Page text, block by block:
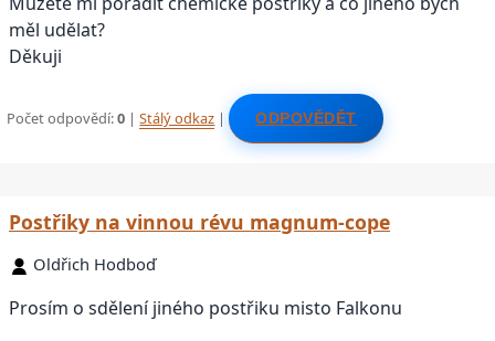
měl udělat?
Děkuji
Počet odpovědí:0 |Stálý odkaz | ODPOVĚDĚT
Postřiky na vinnou révu magnum-cope
Oldřich Hodboď
Prosím o sdělení jiného postřiku misto Falkonu